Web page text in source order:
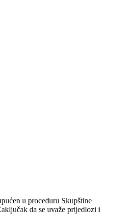
u proceduru Skupštine
da se uvaže prijedlozi i